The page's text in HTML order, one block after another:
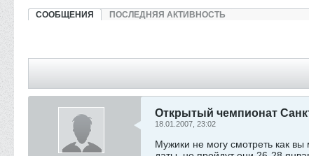
СООБЩЕНИЯ ПОСЛЕДНЯЯ АКТИВНОСТЬ
Открытый чемпионат
18.01.2007, 23:02
Мужики не могу смотреть как